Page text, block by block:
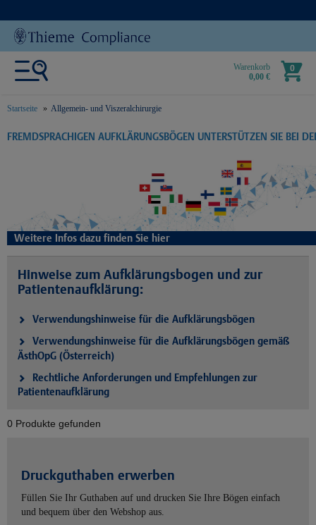
Warenkorb
0,00 €
0
Startseite Allgemein- und Viszeralchirurgie
text.skipToContent
text.skipToNavigation
FREMDSPRACHIGEN AUFKLÄRUNGSBÖGEN UNTERSTÜTZEN SIE BEI
Weitere Infos dazu finden Sie hier
Hinweise zum Aufklärungsbogen und zur
Patientenaufklärung:
Verwendungshinweise für die Aufklärungsbögen
Verwendungshinweise für die Aufklärungsbögen gemäß
ÄsthOpG (Österreich)
Rechtliche Anforderungen und Empfehlungen zur
Patientenaufklärung
0 Produkte gefunden
Druckguthaben erwerben
Füllen Sie Ihr Guthaben auf und drucken Sie Ihre Bögen einfach
und bequem über den Webshop aus.